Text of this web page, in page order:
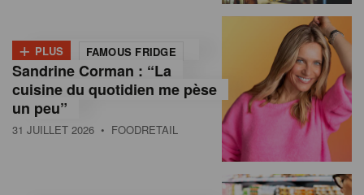
m
a
+ PLUS FAMOUS FRIDGE
Sandrine Corman : “La
cuisine du quotidien me pèse
un peu”
31 JUILLET 2026 • FOODRETAIL